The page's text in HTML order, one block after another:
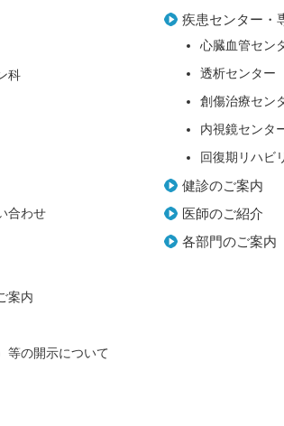
科
合わせ
案内
等の開示について
疾患センター・
心臓血管セン
透析センター
創傷治療セン
内視鏡センタ
回復期リハビ
健診のご案内
医師のご紹介
各部門のご案内